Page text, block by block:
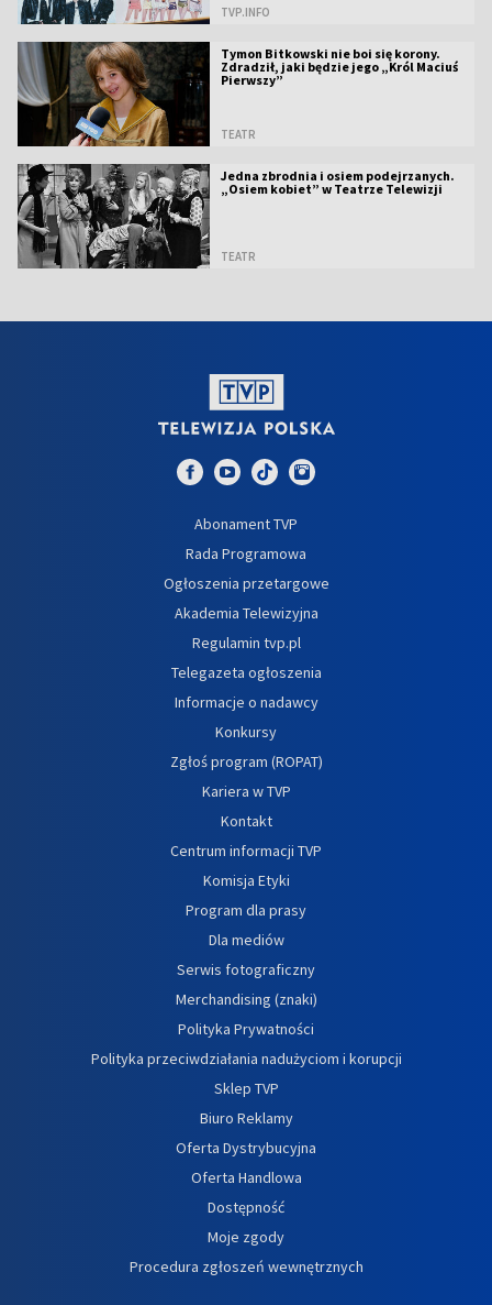
TVP.INFO
Tymon Bitkowski nie boi się korony.
Zdradził, jaki będzie jego „Król Maciuś
Pierwszy”
TEATR
Jedna zbrodnia i osiem podejrzanych.
„Osiem kobiet” w Teatrze Telewizji
TEATR
Abonament TVP
Rada Programowa
Ogłoszenia przetargowe
Akademia Telewizyjna
Regulamin tvp.pl
Telegazeta ogłoszenia
Informacje o nadawcy
Konkursy
Zgłoś program (ROPAT)
Kariera w TVP
Kontakt
Centrum informacji TVP
Komisja Etyki
Program dla prasy
Dla mediów
Serwis fotograficzny
Merchandising (znaki)
Polityka Prywatności
Polityka przeciwdziałania nadużyciom i korupcji
Sklep TVP
Biuro Reklamy
Oferta Dystrybucyjna
Oferta Handlowa
Dostępność
Moje zgody
Procedura zgłoszeń wewnętrznych